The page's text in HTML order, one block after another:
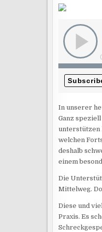
In unserer
Ganz
unterstützen
welchen
deshalb
einem
Die
Mittelweg.
Diese und
Praxis. Es